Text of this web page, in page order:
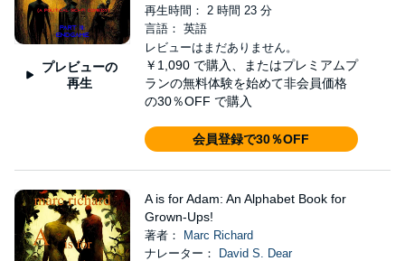
プレビューの
再生
再生時間： 2 時間 23 分
言語： 英語
レビューはまだありません。
￥1,090 で購入、またはプレミアムプ
ランの無料体験を始めて非会員価格
の30％OFF で購入
会員登録で30％OFF
A is for Adam: An Alphabet Book for
Grown-Ups!
著者：
Marc Richard
ナレーター：
David S. Dear